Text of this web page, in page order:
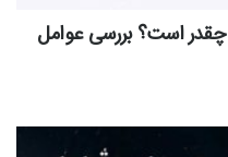
هزینه طراحی سایت در سال 1405 چقدر است؟ بررسی عوامل